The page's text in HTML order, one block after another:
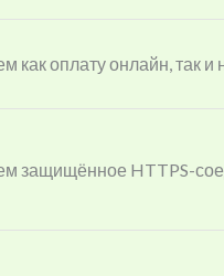
как оплату онлайн, так
защищённое HTTPS-